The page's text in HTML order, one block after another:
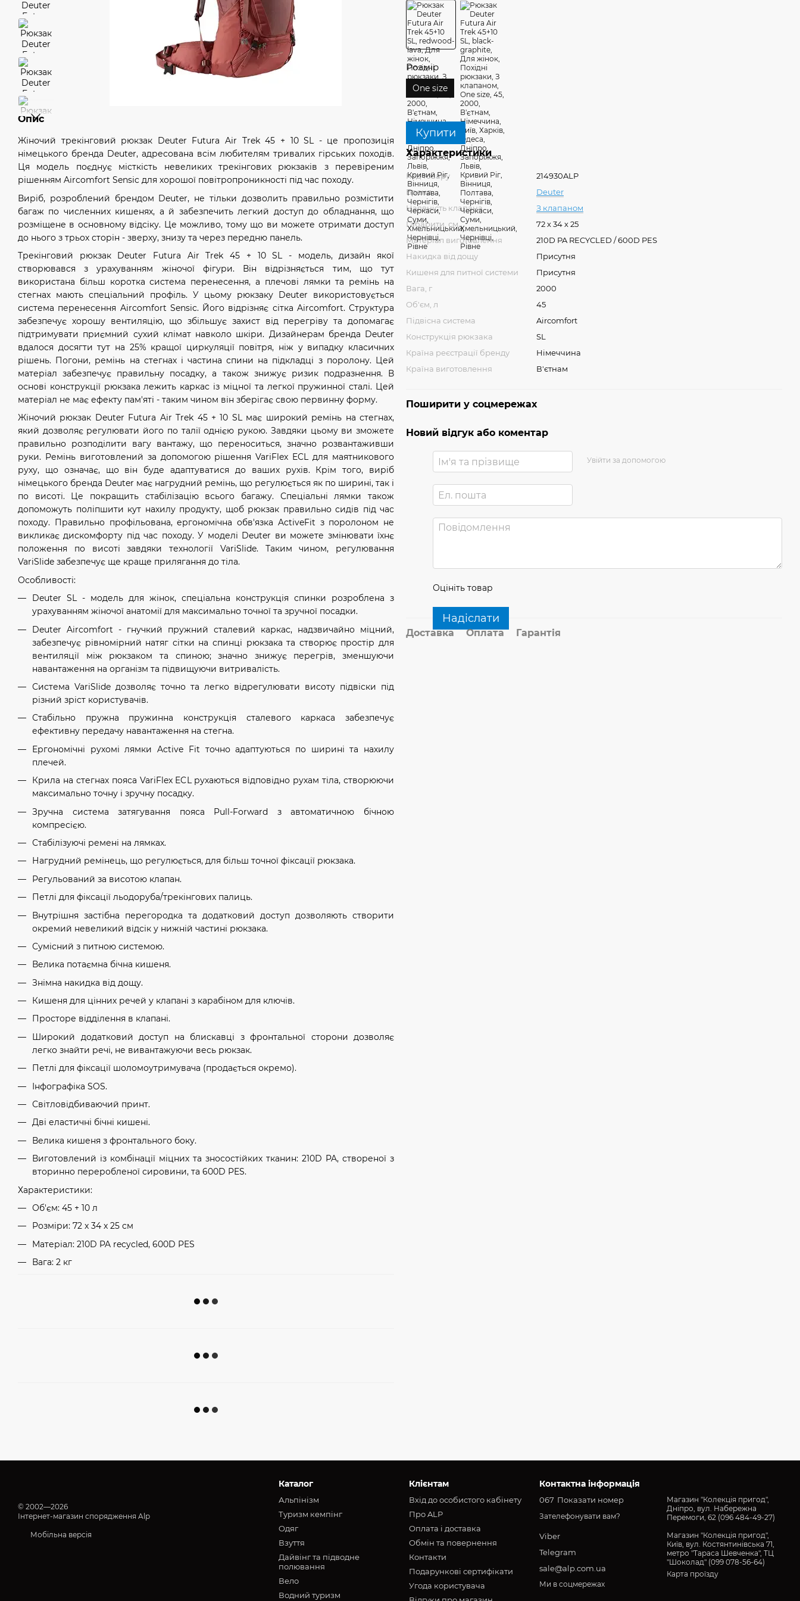
Опис
Жіночий трекінговий рюкзак Deuter Futura Air Trek 45 + 10 SL - це пропозиція
німецького бренда Deuter, адресована всім любителям тривалих гірських походів.
Ця модель поєднує місткість невеликих трекінгових рюкзаків з перевіреним
рішенням Aircomfort Sensic для хорошої повітропроникності під час походу.
Виріб, розроблений брендом Deuter, не тільки дозволить правильно розмістити
багаж по численних кишенях, а й забезпечить легкий доступ до обладнання, що
розміщене в основному відсіку. Це можливо, тому що ви можете отримати доступ
до нього з трьох сторін - зверху, знизу та через передню панель.
Трекінговий рюкзак Deuter Futura Air Trek 45 + 10 SL - модель, дизайн якої
створювався з урахуванням жіночої фігури. Він відрізняється тим, що тут
використана більш коротка система перенесення, а плечові лямки та ремінь на
стегнах мають спеціальний профіль. У цьому рюкзаку Deuter використовується
система перенесення Aircomfort Sensic. Його відрізняє сітка Aircomfort. Структура
забезпечує хорошу вентиляцію, що збільшує захист від перегріву та допомагає
підтримувати приємний сухий клімат навколо шкіри. Дизайнерам бренда Deuter
вдалося досягти тут на 25% кращої циркуляції повітря, ніж у випадку класичних
рішень. Погони, ремінь на стегнах і частина спини на підкладці з поролону. Цей
матеріал забезпечує правильну посадку, а також знижує ризик подразнення. В
основі конструкції рюкзака лежить каркас із міцної та легкої пружинної сталі. Цей
матеріал не має ефекту пам'яті - таким чином він зберігає свою первинну форму.
Жіночий рюкзак Deuter Futura Air Trek 45 + 10 SL має широкий ремінь на стегнах,
який дозволяє регулювати його по талії однією рукою. Завдяки цьому ви зможете
правильно розподілити вагу вантажу, що переноситься, значно розвантаживши
руки. Ремінь виготовлений за допомогою рішення VariFlex ECL для маятникового
руху, що означає, що він буде адаптуватися до ваших рухів. Крім того, виріб
німецького бренда Deuter має нагрудний ремінь, що регулюється як по ширині, так і
по висоті. Це покращить стабілізацію всього багажу. Спеціальні лямки також
допоможуть поліпшити кут нахилу продукту, щоб рюкзак правильно сидів під час
походу. Правильно профільована, ергономічна обв'язка ActiveFit з поролоном не
викликає дискомфорту під час походу. У моделі Deuter ви можете змінювати їхнє
положення по висоті завдяки технології VariSlide. Таким чином, регулювання
VariSlide забезпечує ще краще прилягання до тіла.
Особливості:
Deuter SL - модель для жінок, спеціальна конструкція спинки розроблена з
урахуванням жіночої анатомії для максимально точної та зручної посадки.
Deuter Aircomfort - гнучкий пружний сталевий каркас, надзвичайно міцний,
забезпечує рівномірний натяг сітки на спинці рюкзака та створює простір для
вентиляції між рюкзаком та спиною; значно знижує перегрів, зменшуючи
навантаження на організм та підвищуючи витривалість.
Система VariSlide дозволяє точно та легко відрегулювати висоту підвіски під
різний зріст користувачів.
Стабільно пружна пружинна конструкція сталевого каркаса забезпечує
ефективну передачу навантаження на стегна.
Ергономічні рухомі лямки Active Fit точно адаптуються по ширині та нахилу
плечей.
Крила на стегнах пояса VariFlex ECL рухаються відповідно рухам тіла, створюючи
максимально точну і зручну посадку.
Зручна система затягування пояса Pull-Forward з автоматичною бічною
компресією.
Стабілізуючі ремені на лямках.
Нагрудний ремінець, що регулюється, для більш точної фіксації рюкзака.
Регульований за висотою клапан.
Петлі для фіксації льодоруба/трекінгових палиць.
Внутрішня застібна перегородка та додатковий доступ дозволяють створити
окремий невеликий відсік у нижній частині рюкзака.
Сумісний з питною системою.
Велика потаємна бічна кишеня.
Знімна накидка від дощу.
Кишеня для цінних речей у клапані з карабіном для ключів.
Просторе відділення в клапані.
Широкий додатковий доступ на блискавці з фронтальної сторони дозволяє
легко знайти речі, не вивантажуючи весь рюкзак.
Петлі для фіксації шоломоутримувача (продається окремо).
Інфографіка SOS.
Світловідбиваючий принт.
Дві еластичні бічні кишені.
Велика кишеня з фронтального боку.
Виготовлений із комбінації міцних та зносостійких тканин: 210D PA, створеної з
вторинно переробленої сировини, та 600D PES.
Характеристики:
Об'єм: 45 + 10 л
Розміри: 72 x 34 x 25 см
Матеріал: 210D PA recycled, 600D PES
Вага: 2 кг
Розмір
One size
Купити
Характеристики
Код товару
214930ALP
Бренд
Deuter
Наявність клапана
З клапаном
Габарити, см
72 х 34 х 25
Матеріал виготовлення
210D PA RECYCLED / 600D PES
Накидка від дощу
Присутня
Кишеня для питної системи
Присутня
Вага, г
2000
Об'єм, л
45
Підвісна система
Aircomfort
Конструкція рюкзака
SL
Країна реєстрації бренду
Німеччина
Країна виготовлення
В'єтнам
Поширити у соцмережах
Новий відгук або коментар
Увійти за допомогою
Оцініть товар
Надіслати
Доставка Оплата Гарантія
© 2002—2026
Інтернет-магазин спорядження Alp
Мобільна версія
Каталог
Альпінізм
Туризм кемпінг
Oдяг
Взуття
Дайвінг та підводне
полювання
Вело
Водний туризм
Клієнтам
Вхід до особистого кабінету
Про ALP
Оплата і доставка
Обмін та повернення
Контакти
Подарункові сертифікати
Угода користувача
Контактна інформація
067 Показати номер
Зателефонувати вам?
Viber
Telegram
sale@alp.com.ua
Магазин "Колекція пригод",
Дніпро, вул. Набережна
Перемоги, 62 (096 484-49-27)
Магазин "Колекція пригод",
Київ, вул. Костянтинівська 71,
метро "Тараса Шевченка", ТЦ
"Шоколад" (099 078-56-64)
Карта проїзду
Ми в соцмережах